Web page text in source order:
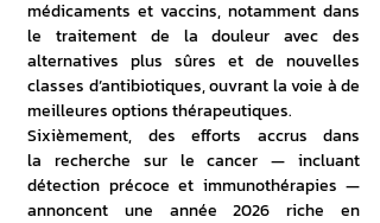
médicaments et vaccins, notamment dans
le traitement de la douleur avec des
alternatives plus sûres et de nouvelles
classes d’antibiotiques, ouvrant la voie à de
meilleures options thérapeutiques.
Sixièmement, des efforts accrus dans
la recherche sur le cancer — incluant
détection précoce et immunothérapies —
annoncent une année 2026 riche en